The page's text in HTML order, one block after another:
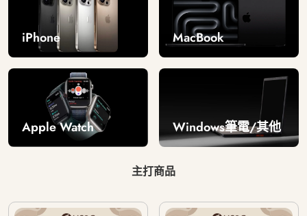
iPhone MacBook
Apple Watch Windows筆電/其他
主打商品